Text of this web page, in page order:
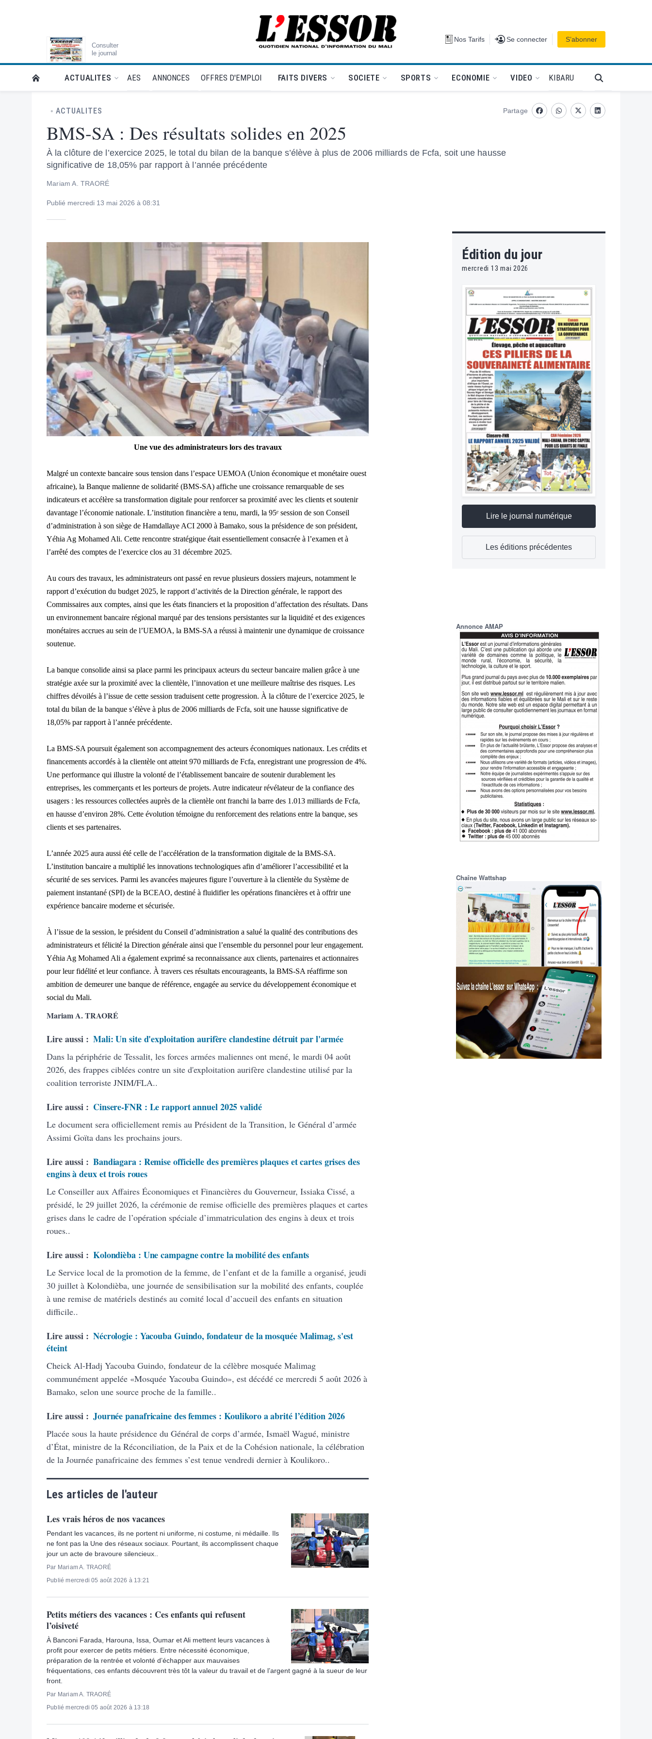
Consulter
le journal
L'Essor - retour à la une Nos Tarifs Se connecter
Se connecter S’abonner
RETOUR À LA PAGE D’ACCUEIL DE L'ESSOR
ACTUALITES AES ANNONCES OFFRES D'EMPLOI FAITS DIVERS SOCIETE SPORTS ECONOMIE VIDEO KIBARU
ACTUALITES
BMS-SA : Des résultats solides en 2025
À la clôture de l’exercice 2025, le total du bilan de la banque s’élève à plus de 2006 milliards de Fcfa, soit une hausse
significative de 18,05% par rapport à l’année précédente
Mariam A. TRAORÉ
Publié mercredi 13 mai 2026 à 08:31
Partage
FacebookwhatsappTwitterLinkedin
Une vue des administrateurs lors des travaux
Malgré un contexte bancaire sous tension dans l’espace UEMOA (Union économique et monétaire ouest
africaine), la Banque malienne de solidarité (BMS-SA) affiche une croissance remarquable de ses
indicateurs et accélère sa transformation digitale pour renforcer sa proximité avec les clients et soutenir
davantage l’économie nationale. L’institution financière a tenu, mardi, la 95ᵉ session de son Conseil
d’administration à son siège de Hamdallaye ACI 2000 à Bamako, sous la présidence de son président,
Yéhia Ag Mohamed Ali. Cette rencontre stratégique était essentiellement consacrée à l’examen et à
l’arrêté des comptes de l’exercice clos au 31 décembre 2025.
Au cours des travaux, les administrateurs ont passé en revue plusieurs dossiers majeurs, notamment le
rapport d’exécution du budget 2025, le rapport d’activités de la Direction générale, le rapport des
Commissaires aux comptes, ainsi que les états financiers et la proposition d’affectation des résultats. Dans
un environnement bancaire régional marqué par des tensions persistantes sur la liquidité et des exigences
monétaires accrues au sein de l’UEMOA, la BMS-SA a réussi à maintenir une dynamique de croissance
soutenue.
La banque consolide ainsi sa place parmi les principaux acteurs du secteur bancaire malien grâce à une
stratégie axée sur la proximité avec la clientèle, l’innovation et une meilleure maîtrise des risques. Les
chiffres dévoilés à l’issue de cette session traduisent cette progression. À la clôture de l’exercice 2025, le
total du bilan de la banque s’élève à plus de 2006 milliards de Fcfa, soit une hausse significative de
18,05% par rapport à l’année précédente.
La BMS-SA poursuit également son accompagnement des acteurs économiques nationaux. Les crédits et
financements accordés à la clientèle ont atteint 970 milliards de Fcfa, enregistrant une progression de 4%.
Une performance qui illustre la volonté de l’établissement bancaire de soutenir durablement les
entreprises, les commerçants et les porteurs de projets. Autre indicateur révélateur de la confiance des
usagers : les ressources collectées auprès de la clientèle ont franchi la barre des 1.013 milliards de Fcfa,
en hausse d’environ 28%. Cette évolution témoigne du renforcement des relations entre la banque, ses
clients et ses partenaires.
L’année 2025 aura aussi été celle de l’accélération de la transformation digitale de la BMS-SA.
L’institution bancaire a multiplié les innovations technologiques afin d’améliorer l’accessibilité et la
sécurité de ses services. Parmi les avancées majeures figure l’ouverture à la clientèle du Système de
paiement instantané (SPI) de la BCEAO, destiné à fluidifier les opérations financières et à offrir une
expérience bancaire moderne et sécurisée.
À l’issue de la session, le président du Conseil d’administration a salué la qualité des contributions des
administrateurs et félicité la Direction générale ainsi que l’ensemble du personnel pour leur engagement.
Yéhia Ag Mohamed Ali a également exprimé sa reconnaissance aux clients, partenaires et actionnaires
pour leur fidélité et leur confiance. À travers ces résultats encourageants, la BMS-SA réaffirme son
ambition de demeurer une banque de référence, engagée au service du développement économique et
social du Mali.
Mariam A. TRAORÉ
Lire aussi : Mali: Un site d'exploitation aurifère clandestine détruit par l'armée
Dans la périphérie de Tessalit, les forces armées maliennes ont mené, le mardi 04 août
2026, des frappes ciblées contre un site d'exploitation aurifère clandestine utilisé par la
coalition terroriste JNIM/FLA..
Lire aussi : Cinsere-FNR : Le rapport annuel 2025 validé
Le document sera officiellement remis au Président de la Transition, le Général d’armée
Assimi Goïta dans les prochains jours.
Lire aussi : Bandiagara : Remise officielle des premières plaques et cartes grises des
engins à deux et trois roues
Le Conseiller aux Affaires Économiques et Financières du Gouverneur, Issiaka Cissé, a
présidé, le 29 juillet 2026, la cérémonie de remise officielle des premières plaques et cartes
grises dans le cadre de l’opération spéciale d’immatriculation des engins à deux et trois
roues..
Lire aussi : Kolondièba : Une campagne contre la mobilité des enfants
Le Service local de la promotion de la femme, de l’enfant et de la famille a organisé, jeudi
30 juillet à Kolondièba, une journée de sensibilisation sur la mobilité des enfants, couplée
à une remise de matériels destinés au comité local d’accueil des enfants en situation
difficile..
Lire aussi : Nécrologie : Yacouba Guindo, fondateur de la mosquée Malimag, s'est
éteint
Cheick Al-Hadj Yacouba Guindo, fondateur de la célèbre mosquée Malimag
communément appelée «Mosquée Yacouba Guindo», est décédé ce mercredi 5 août 2026 à
Bamako, selon une source proche de la famille..
Lire aussi : Journée panafricaine des femmes : Koulikoro a abrité l’édition 2026
Placée sous la haute présidence du Général de corps d’armée, Ismaël Wagué, ministre
d’État, ministre de la Réconciliation, de la Paix et de la Cohésion nationale, la célébration
de la Journée panafricaine des femmes s’est tenue vendredi dernier à Koulikoro..
Les articles de l'auteur
Les vrais héros de nos vacances
Pendant les vacances, ils ne portent ni uniforme, ni costume, ni médaille. Ils
ne font pas la Une des réseaux sociaux. Pourtant, ils accomplissent chaque
jour un acte de bravoure silencieux..
Par Mariam A. TRAORÉ
Publié mercredi 05 août 2026 à 13:21
Petits métiers des vacances : Ces enfants qui refusent
l’oisiveté
À Banconi Farada, Harouna, Issa, Oumar et Ali mettent leurs vacances à
profit pour exercer de petits métiers. Entre nécessité économique,
préparation de la rentrée et volonté d’échapper aux mauvaises
fréquentations, ces enfants découvrent très tôt la valeur du travail et de l’argent gagné à la sueur de leur
front.
Par Mariam A. TRAORÉ
Publié mercredi 05 août 2026 à 13:18
Édition du jour
mercredi 13 mai 2026
Lire le journal numérique
Les éditions précédentes
Annonce AMAP
Chaîne Wattshap